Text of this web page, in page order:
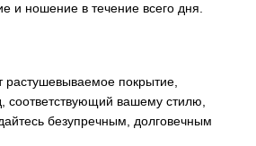
и ношение в течение всего дня.
растушевываемое покрытие,
соответствующий вашему стилю,
безупречным, долговечным